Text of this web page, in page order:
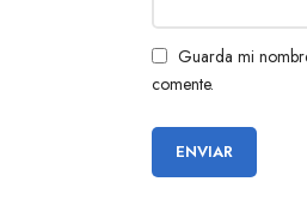
Guarda mi
comente.